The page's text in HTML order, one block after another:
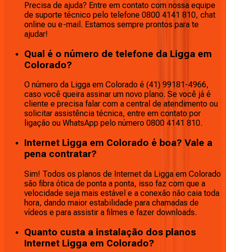
Precisa de ajuda? Entre em contato com nossa equipe
de suporte técnico pelo telefone 0800 4141 810, chat
online ou e-mail. Estamos sempre prontos para te
ajudar!
Qual é o número de telefone da Ligga em
Colorado?
O número da Ligga em Colorado é (41) 99181-4966,
caso você queira assinar um novo plano. Se você já é
cliente e precisa falar com a central de atendimento ou
solicitar assistência técnica, entre em contato por
ligação ou WhatsApp pelo número 0800 4141 810.
Internet Ligga em Colorado é boa? Vale a
pena contratar?
Sim! Todos os planos de Internet da Ligga em Colorado
são fibra ótica de ponta a ponta, isso faz com que a
velocidade seja mais estável e a conexão não caia toda
hora, dando maior estabilidade para chamadas de
vídeos e para assistir a filmes e fazer downloads.
Quanto custa a instalação dos planos
Internet Ligga em Colorado?